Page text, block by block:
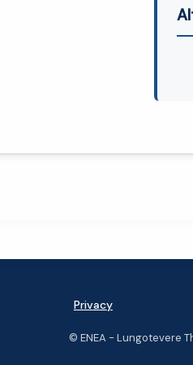
Privacy
© ENEA - Lungotevere